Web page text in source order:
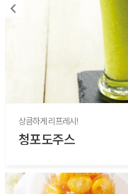
상큼하게 리프레시!
청포도주스